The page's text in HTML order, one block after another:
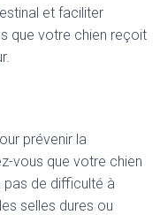
et faciliter
que votre chien reçoit
prévenir la
vous que votre chien
pas de difficulté à
selles dures ou